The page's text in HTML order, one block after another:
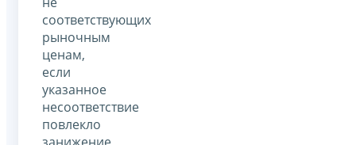
соответствующих
рыночным
ценам,
если
указанное
несоответствие
повлекло